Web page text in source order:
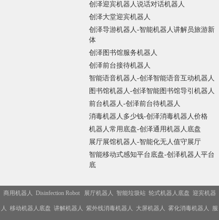
创泽迎宾机器人说话对话机器人
创泽大堂迎宾机器人
创泽导游机器人-智能机器人讲解员旅游新
体
创泽图书馆服务机器人
创泽前台接待机器人
智能语音机器人-创泽智能语音互动机器人
图书馆机器人-创泽智能图书馆导引机器人
前台机器人-创泽前台待机器人
消毒机器人多少钱-创泽消毒机器人价格
机器人常用底盘-创泽通用机器人底盘
展厅展馆机器人-智能化无人值守展厅
智能移动式感知平台底盘-创泽机器人平台
底
商用机器人 Disinfection Robot 展厅机器人 智能垃圾站 轮式机器人底盘 迎宾机器
人 移动机器人底盘 讲解机器人 紫外线消毒机器人 大屏机器人 雾化消毒机器人 服